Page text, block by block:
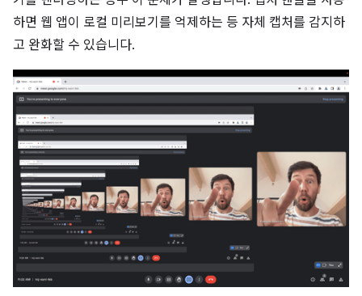
하면 웹 앱이 로컬 미리보기를 억제하는 등 자체 캡처를 감지하
고 완화할 수 있습니다.